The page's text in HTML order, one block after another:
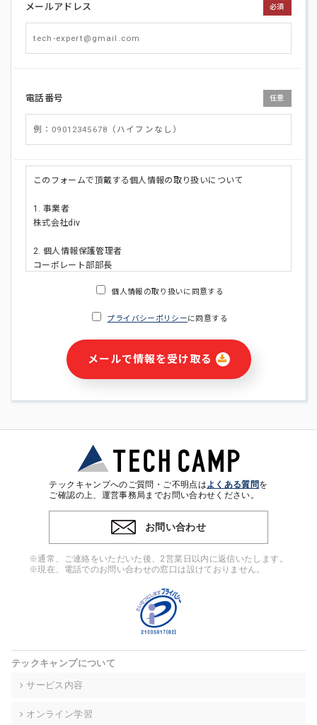
メールアドレス 必須
電話番号 任意
このフォームで頂戴する個人情報の取り扱いについて
1. 事業者
株式会社div
2. 個人情報保護管理者
コーポレート部部長
・ご請求された資料の送付のため
・本サービス及び本サービスに関連する情報(当社及び第三者の
サービス又は商品等の広告配信・宣伝を含みますが、それらに
・個人(法人の場合は担当者)を識別できない形式に加工した統
計情報の作成および利用
※上記の利用目的に基づいた本人への連絡及び配信について
4. 個人情報の第三者提供
ンをとるために、氏名等の一部の情報をサービス内で使用する
チャットツールで発信することにより、本サービスの他の利用
者等に提供することがあります。
当社は事業運営上、前項利用目的の範囲に限って個人情報を外
高い委託先を選定し、個人情報の適正管理・機密保持について
個人情報の開示等(利用目的の通知、開示、内容の訂正・追加・
個人情報の取り扱いに同意する
プライバシーポリシーに同意する
メールで情報を受け取る
テックキャンプへのご質問・ご不明点はよくある質問を
ご確認の上、運営事務局までお問い合わせください。
お問い合わせ
※通常、ご連絡をいただいた後、2営業日以内に返信いたします。
※現在、電話でのお問い合わせの窓口は設けておりません。
テックキャンプについて
サービス内容
オンライン学習